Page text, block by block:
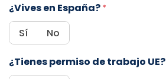
¿Vives en España? *
Sí No
¿Tienes permiso de trabajo UE?